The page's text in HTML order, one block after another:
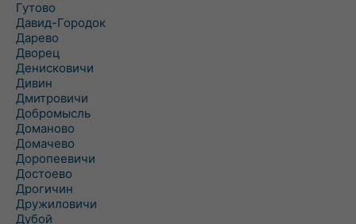
Гутово
Давид-Городок
Дарево
Дворец
Денисковичи
Дивин
Дмитровичи
Добромысль
Доманово
Домачево
Доропеевичи
Достоево
Дрогичин
Дружиловичи
Дубой